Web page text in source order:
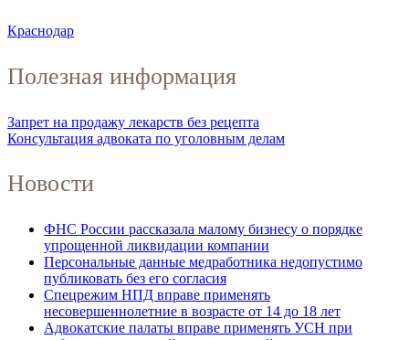
Краснодар
Полезная информация
Запрет на продажу лекарств без рецепта
Консультация адвоката по уголовным делам
Новости
ФНС России рассказала малому бизнесу о порядке
упрощенной ликвидации компании
Персональные данные медработника недопустимо
публиковать без его согласия
Спецрежим НПД вправе применять
несовершеннолетние в возрасте от 14 до 18 лет
Адвокатские палаты вправе применять УСН при